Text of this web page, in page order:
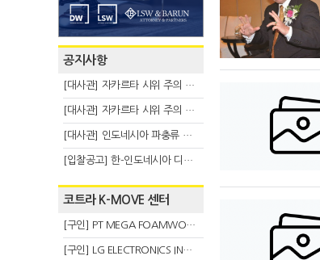
공지사항
[대사관] 자카르타 시위 주의 안내(8.6)
[대사관] 자카르타 시위 주의 안내(8.3)
[대사관] 인도네시아 파충류 불법 반출 주의 (7.29)
[입찰공고] 한-인도네시아 디지털융복합 탈 전시회
코트라 K-MOVE 센터
[구인] PT MEGA FOAMWORKS INDONESIA
[구인] LG ELECTRONICS INDONESIA